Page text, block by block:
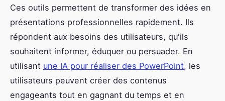
Ces outils permettent de transformer des idées en
présentations professionnelles rapidement. Ils
répondent aux besoins des utilisateurs, qu'ils
souhaitent informer, éduquer ou persuader. En
utilisant une IA pour réaliser des PowerPoint, les
utilisateurs peuvent créer des contenus
engageants tout en gagnant du temps et en